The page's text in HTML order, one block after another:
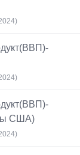
США)